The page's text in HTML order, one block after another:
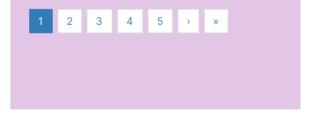
1 2 3 4 5 › »